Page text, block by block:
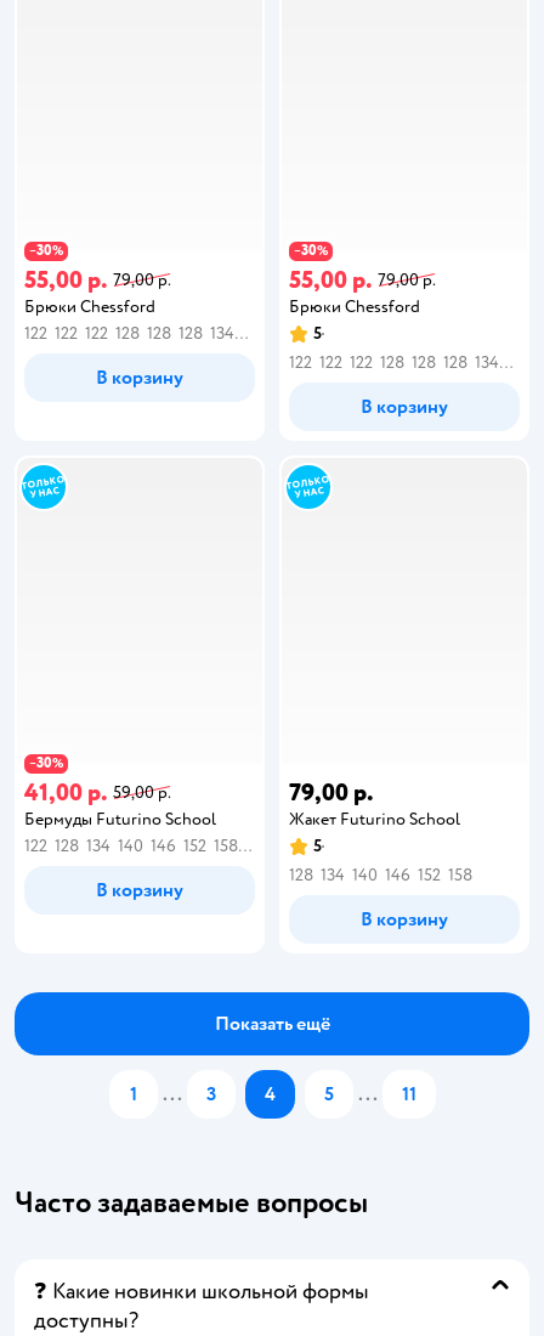
−30%
55,00 р. 79,00 р.
Брюки Chessford
122 122 122 128 128 128 134 134 140 140
В корзину
−30%
55,00 р. 79,00 р.
Брюки Chessford
5
122 122 122 128 128 128 134 134
В корзину
−30%
41,00 р. 59,00 р.
Бермуды Futurino School
122 128 134 140 146 152 158 164
В корзину
79,00 р.
Жакет Futurino School
5
128 134 140 146 152 158
В корзину
Показать ещё
1 ... 3 4 5 ... 11
Часто задаваемые вопросы
❓ Какие новинки школьной формы
доступны?